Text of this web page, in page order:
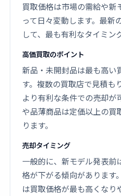
買取価格は市場の需給や新
って日々変動します。最新
して、最も有利なタイミン
高価買取のポイント
新品・未開封品は最も高い
す。複数の買取店で見積も
より有利な条件での売却が
や品薄商品は定価以上の買
ります。
売却タイミング
一般的に、新モデル発表前
格が下がる傾向があります
は買取価格が最も高くなり